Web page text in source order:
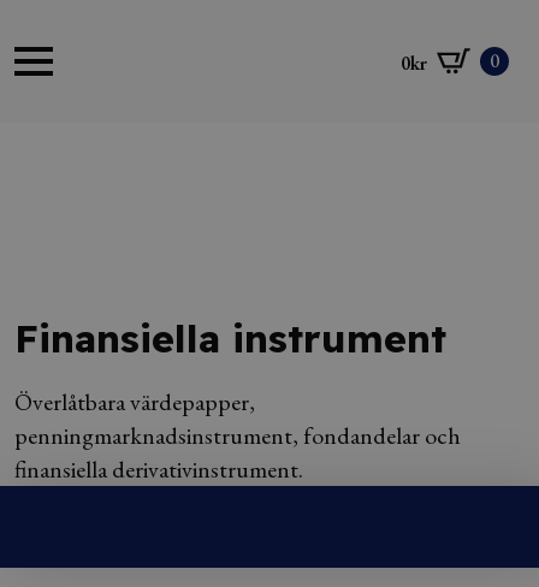
0kr 0
Finansiella instrument
Överlåtbara värdepapper,
penningmarknadsinstrument, fondandelar och
finansiella derivativinstrument.